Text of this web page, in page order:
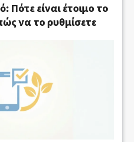
Πότε είναι έτοιμο το
να το ρυθμίσετε